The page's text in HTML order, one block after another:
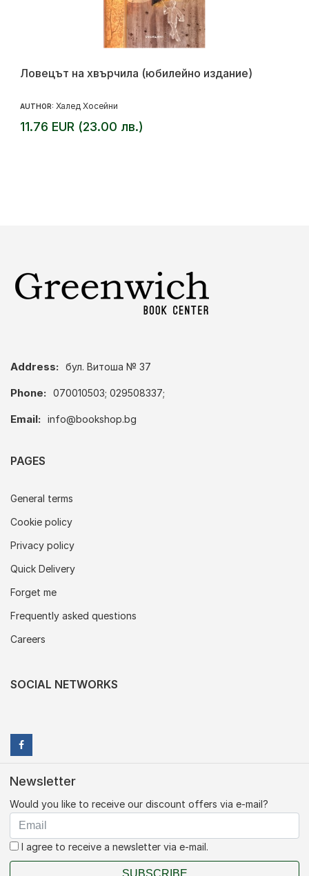
Ловецът на хвърчила (юбилейно издание)
AUTHOR: Халед Хосейни
11.76 EUR (23.00 лв.)
Address: бул. Витоша № 37
Phone: 070010503; 029508337;
Email: info@bookshop.bg
PAGES
General terms
Cookie policy
Privacy policy
Quick Delivery
Forget me
Frequently asked questions
Careers
SOCIAL NETWORKS
Newsletter
Would you like to receive our discount offers via e-mail?
I agree to receive a newsletter via e-mail.